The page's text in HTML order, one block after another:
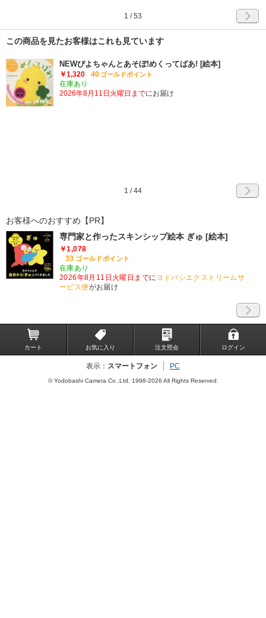
1 /53
この商品を見たお客様はこれも見ています
NEWぴよちゃんとあそぼ!めくってばあ! [絵本]
￥1,320 40 ゴールドポイント
在庫あり
2026年8月11日火曜日までにお届け
1 /44
お客様へのおすすめ【PR】
専門家と作ったスキンシップ絵本 ぎゅ [絵本]
￥1,078
33 ゴールドポイント
在庫あり
2026年8月11日火曜日までにヨドバシエクストリームサ
ービス便がお届け
カート お気に入り 注文照会 ログイン
表示： スマートフォン PC
© Yodobashi Camera Co.,Ltd. 1998-2026 All Rights Reserved.